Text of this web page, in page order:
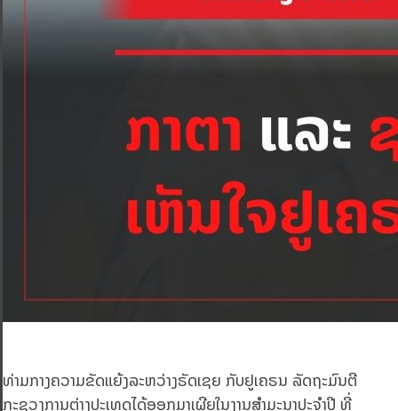
ທ່າມກາງຄວາມຂັດແຍ້ງລະຫວ່າງຣັດເຊຍ ກັບຢູເຄຣນ ລັດຖະມົນຕີ
ກະຊວງການຕ່າງປະເທດໄດ້ອອກມາເຜີຍໃນງານສຳມະນາປະຈຳປີ ທີ່